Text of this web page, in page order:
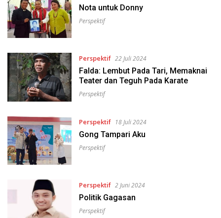
Nota untuk Donny
Perspektif
Perspektif 22 Juli 2024
Falda: Lembut Pada Tari, Memaknai
Teater dan Teguh Pada Karate
Perspektif
Perspektif 18 Juli 2024
Gong Tampari Aku
Perspektif
Perspektif 2 Juni 2024
Politik Gagasan
Perspektif